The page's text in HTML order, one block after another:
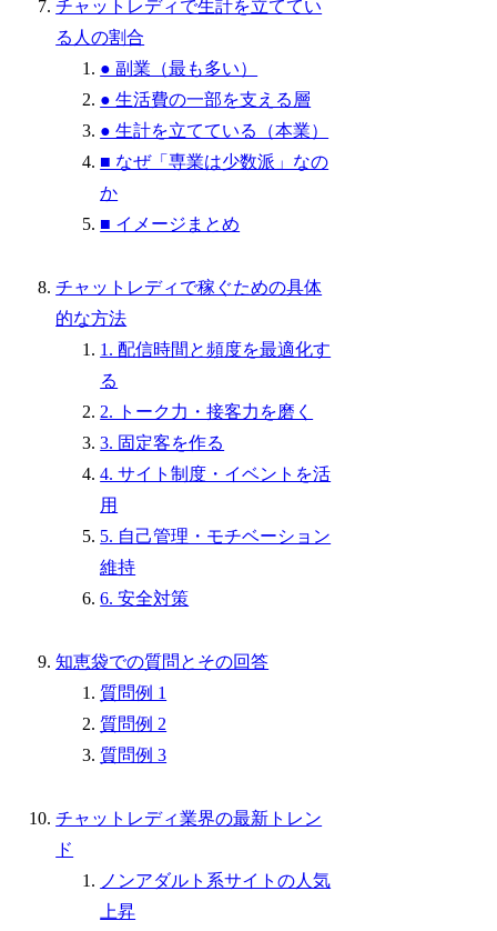
チャットレディで生計を立ててい
る人の割合
● 副業（最も多い）
● 生活費の一部を支える層
● 生計を立てている（本業）
■ なぜ「専業は少数派」なの
か
■ イメージまとめ
チャットレディで稼ぐための具体
的な方法
1. 配信時間と頻度を最適化す
る
2. トーク力・接客力を磨く
3. 固定客を作る
4. サイト制度・イベントを活
用
5. 自己管理・モチベーション
維持
6. 安全対策
知恵袋での質問とその回答
質問例 1
質問例 2
質問例 3
チャットレディ業界の最新トレン
ド
ノンアダルト系サイトの人気
上昇